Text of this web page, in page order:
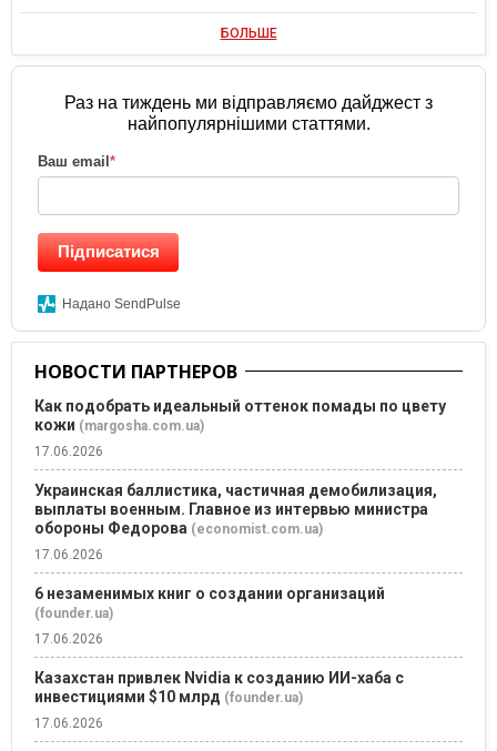
БОЛЬШЕ
Раз на тиждень ми відправляємо дайджест з
найпопулярнішими статтями.
Ваш email*
Підписатися
Надано SendPulse
НОВОСТИ ПАРТНЕРОВ
Как подобрать идеальный оттенок помады по цвету
кожи (margosha.com.ua)
17.06.2026
Украинская баллистика, частичная демобилизация,
выплаты военным. Главное из интервью министра
обороны Федорова (economist.com.ua)
17.06.2026
6 незаменимых книг о создании организаций
(founder.ua)
17.06.2026
Казахстан привлек Nvidia к созданию ИИ-хаба с
инвестициями $10 млрд (founder.ua)
17.06.2026